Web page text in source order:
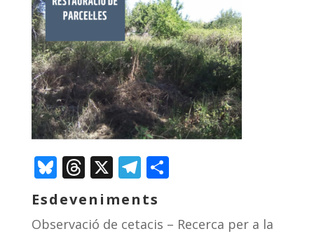
Bluesky
Threads
X Telegram
Comparteix
Esdeveniments
Observació de cetacis – Recerca per a la